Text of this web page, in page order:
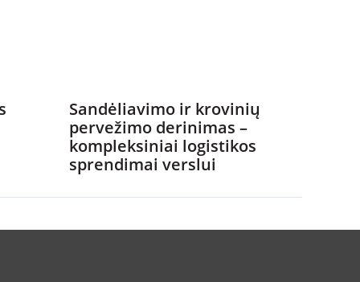
Sandėliavimo ir krovinių
pervežimo derinimas –
kompleksiniai logistikos
sprendimai verslui